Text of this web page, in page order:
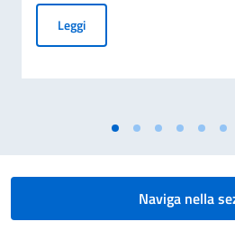
LeggiPiano Mattei per l’Africa,
Naviga nella